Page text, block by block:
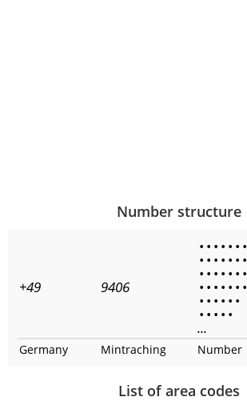
Number structure
+49 9406
• • • • • • •
• • • • • • •
• • • • • • •
• • • • • • •
• • • • • •
• • • • •
...
Germany Mintraching Number
List of area codes